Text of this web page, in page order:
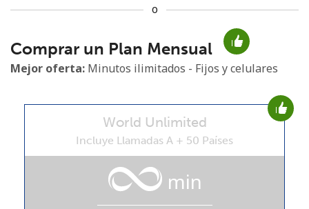
No se ha creado una contraseña
Mínimo 8 caracteres
Una letra mayúscula y una minúscula
Un número
o
Comprar un Plan Mensual
Mejor oferta: Minutos ilimitados - Fijos y celulares
World Unlimited
Incluye Llamadas A + 50 Países
min